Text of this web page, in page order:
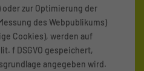
zur Optimierung der
des Webpublikums)
Cookies), werden auf
f DSGVO gespeichert,
angegeben wird.